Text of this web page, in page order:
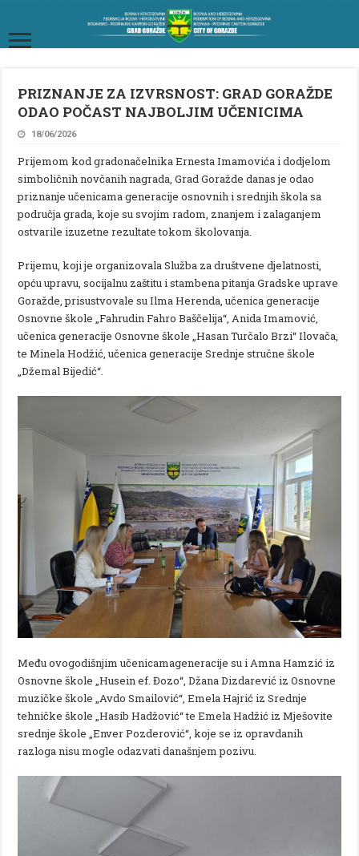
PRIZNANJE ZA IZVRSNOST: GRAD GORAŽDE
ODAO POČAST NAJBOLJIM UČENICIMA
18/06/2026
Prijemom kod gradonačelnika Ernesta Imamovića i dodjelom
simboličnih novčanih nagrada, Grad Goražde danas je odao
priznanje učenicama generacije osnovnih i srednjih škola sa
područja grada, koje su svojim radom, znanjem i zalaganjem
ostvarile izuzetne rezultate tokom školovanja.
Prijemu, koji je organizovala Služba za društvene djelatnosti,
opću upravu, socijalnu zaštitu i stambena pitanja Gradske uprave
Goražde, prisustvovale su Ilma Herenda, učenica generacije
Osnovne škole „Fahrudin Fahro Baščelija“, Anida Imamović,
učenica generacije Osnovne škole „Hasan Turčalo Brzi“ Ilovača,
te Minela Hodžić, učenica generacije Srednje stručne škole
„Džemal Bijedić“.
Među ovogodišnjim učenicamageneracije su i Amna Hamzić iz
Osnovne škole „Husein ef. Đozo“, Džana Dizdarević iz Osnovne
muzičke škole „Avdo Smailović“, Emela Hajrić iz Srednje
tehničke škole „Hasib Hadžović“ te Emela Hadžić iz Mješovite
srednje škole „Enver Pozderović“, koje se iz opravdanih
razloga nisu mogle odazvati današnjem pozivu.